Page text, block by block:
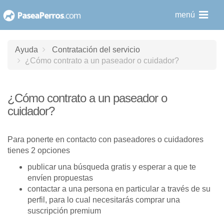
al
menú
Ayuda
Contratación del servicio
¿Cómo contrato a un paseador o cuidador?
¿Cómo contrato a un paseador o
cuidador?
Para ponerte en contacto con paseadores o cuidadores
tienes 2 opciones
publicar una búsqueda gratis y esperar a que te
envíen propuestas
contactar a una persona en particular a través de su
perfil, para lo cual necesitarás comprar una
suscripción premium